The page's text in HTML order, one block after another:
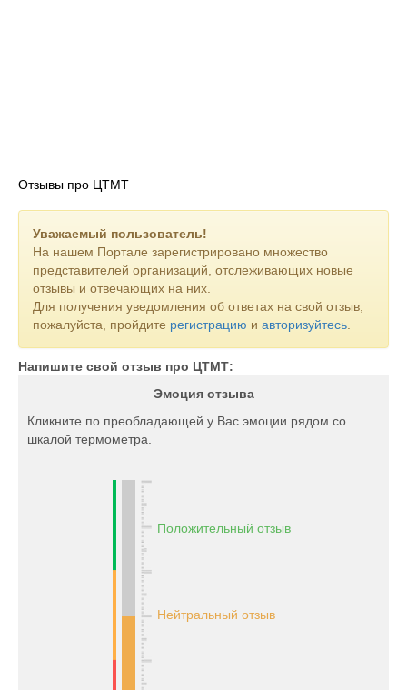
Отзывы про ЦТМТ
Уважаемый пользователь!
На нашем Портале зарегистрировано множество
представителей организаций, отслеживающих новые
отзывы и отвечающих на них.
Для получения уведомления об ответах на свой отзыв,
пожалуйста, пройдите регистрацию и авторизуйтесь
Напишите свой отзыв про ЦТМТ:
Эмоция отзыва
Кликните по преобладающей у Вас эмоции рядом со
шкалой термометра.
Положительный отзыв
Нейтральный отзыв